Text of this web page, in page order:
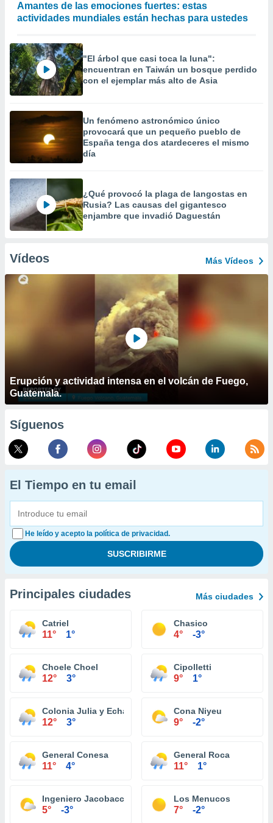
Amantes de las emociones fuertes: estas
actividades mundiales están hechas para ustedes
"El árbol que casi toca la luna":
encuentran en Taiwán un bosque perdido
con el ejemplar más alto de Asia
Un fenómeno astronómico único
provocará que un pequeño pueblo de
España tenga dos atardeceres el mismo
día
¿Qué provocó la plaga de langostas en
Rusia? Las causas del gigantesco
enjambre que invadió Daguestán
Vídeos Más Vídeos
Erupción y actividad intensa en el volcán de Fuego,
Guatemala.
Síguenos
El Tiempo en tu email
He leído y acepto la política de privacidad.
Principales ciudades Más ciudades
Catriel
11° 1°
Chasico
4° -3°
Choele Choel
12° 3°
Cipolletti
9° 1°
Colonia Julia y Echarren
12° 3°
Cona Niyeu
9° -2°
General Conesa
11° 4°
General Roca
11° 1°
Ingeniero Jacobacci
5° -3°
Los Menucos
7° -2°